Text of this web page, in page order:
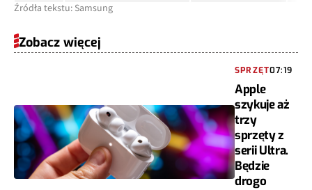
Źródła tekstu: Samsung
Zobacz więcej
SPRZĘT07:19
Apple
szykuje aż
trzy
sprzęty z
serii Ultra.
Będzie
drogo